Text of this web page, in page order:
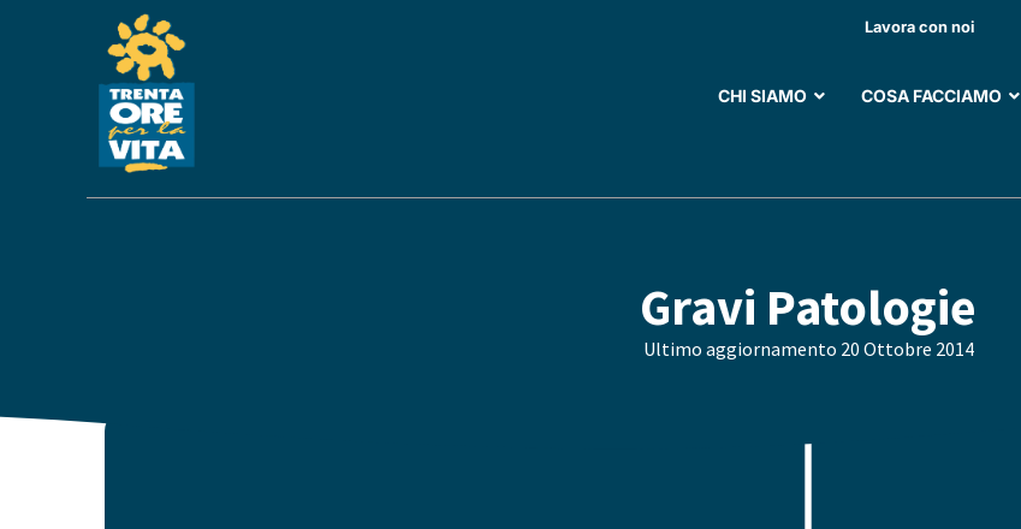
Lavora con noi
CHI SIAMO COSA FACCIAMO
Gravi Patologie
Ultimo aggiornamento 20 Ottobre 2014